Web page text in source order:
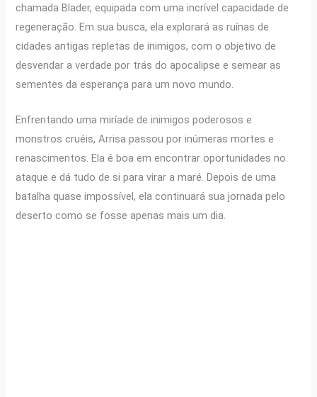
chamada Blader, equipada com uma incrível capacidade de
regeneração. Em sua busca, ela explorará as ruínas de
cidades antigas repletas de inimigos, com o objetivo de
desvendar a verdade por trás do apocalipse e semear as
sementes da esperança para um novo mundo.
Enfrentando uma miríade de inimigos poderosos e
monstros cruéis, Arrisa passou por inúmeras mortes e
renascimentos. Ela é boa em encontrar oportunidades no
ataque e dá tudo de si para virar a maré. Depois de uma
batalha quase impossível, ela continuará sua jornada pelo
deserto como se fosse apenas mais um dia.